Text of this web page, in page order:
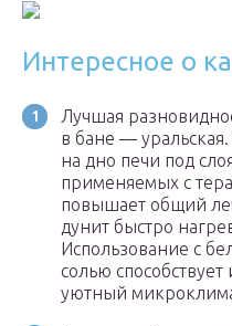
Интересное о
Лучшая
в бане —
на дно печи под
применяемых с
повышает общий
дунит быстро
Использование с
солью
уютный